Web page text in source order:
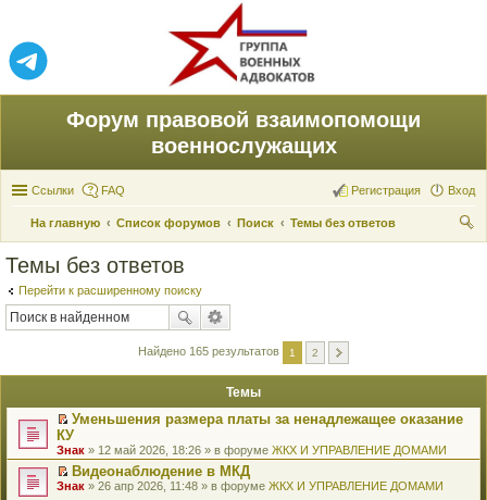
Форум правовой взаимопомощи
военнослужащих
Ссылки FAQ Вход
Регистрация
На главную Список форумов Поиск
Темы без ответов
Темы без ответов
Перейти к расширенному поиску
Найдено 165 результатов 1 2
Темы
П
е
р
е
й
Уменьшения размера платы за ненадлежащее оказание
КУ
Знак » 12 май 2026, 18:26 » в форуме ЖКХ И УПРАВЛЕНИЕ ДОМАМИ
П
Видеонаблюдение в МКД
Знак » 26 апр 2026, 11:48 » в форуме ЖКХ И УПРАВЛЕНИЕ ДОМАМИ